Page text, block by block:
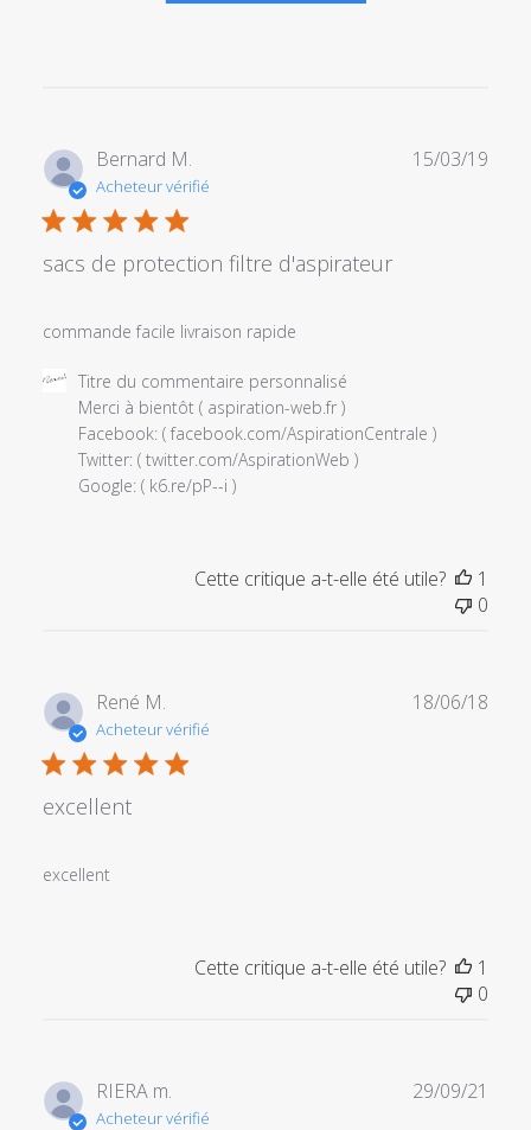
Bernard M.
Acheteur vérifié
sacs de protection filtre d'aspirateur
commande facile livraison rapide
Commentaires
propriétaire
magasin
le
Fri
Mar
15
2019
Titre du commentaire personnalisé
Merci à bientôt ( aspiration-web.fr )
Facebook: ( facebook.com/AspirationCentrale )
Twitter: ( twitter.com/AspirationWeb )
Google: ( k6.re/pP--i )
15/03/19
Cette critique a-t-elle été utile?
1
0
René M.
Acheteur vérifié
excellent
excellent
18/06/18
Cette critique a-t-elle été utile?
1
0
RIERA m.
Acheteur vérifié
29/09/21